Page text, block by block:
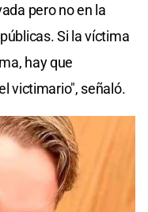
pero no en la
Si la víctima
hay que
victimario", señaló.